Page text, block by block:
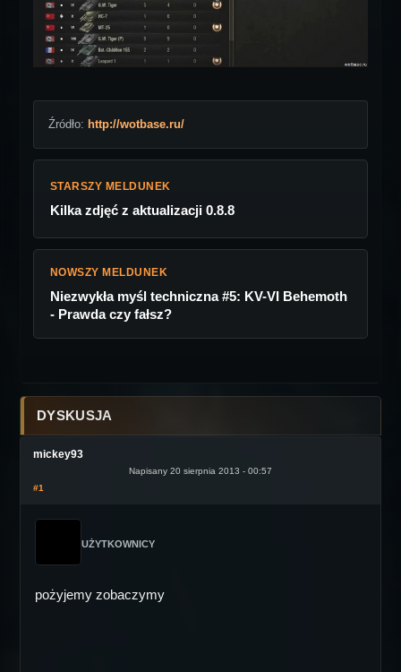
Źródło: http://wotbase.ru/
STARSZY MELDUNEK
Kilka zdjęć z aktualizacji 0.8.8
NOWSZY MELDUNEK
Niezwykła myśl techniczna #5: KV-VI Behemoth
- Prawda czy fałsz?
DYSKUSJA
mickey93
Napisany 20 sierpnia 2013 - 00:57
#1
UŻYTKOWNICY
pożyjemy zobaczymy